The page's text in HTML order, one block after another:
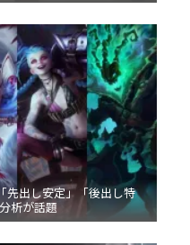
先出し安定」「後出し特
析が話題